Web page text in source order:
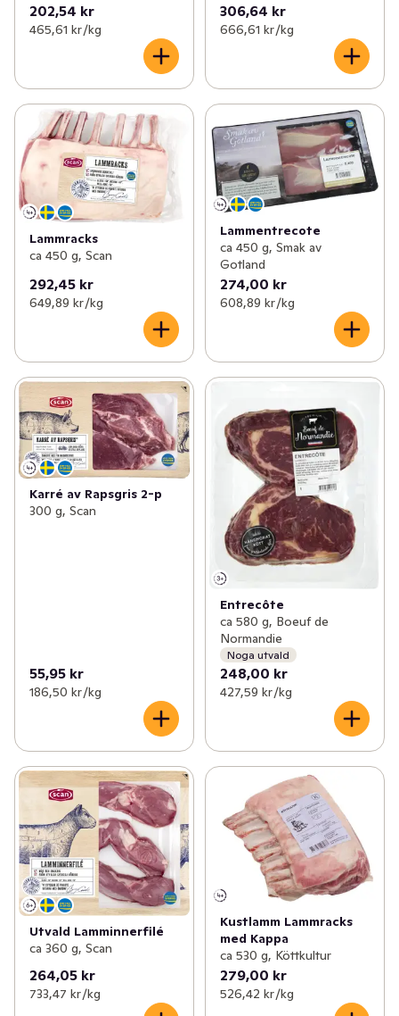
202,54 kr
465,61 kr /kg
306,64 kr
666,61 kr /kg
Lammracks
ca 450 g, Scan
292,45 kr
649,89 kr /kg
Lammentrecote
ca 450 g, Smak av
Gotland
274,00 kr
608,89 kr /kg
Karré av Rapsgris 2-p
300 g, Scan
55,95 kr
186,50 kr /kg
Entrecôte
ca 580 g, Boeuf de
Normandie
Noga utvald
248,00 kr
427,59 kr /kg
Utvald Lamminnerfilé
ca 360 g, Scan
264,05 kr
733,47 kr /kg
Kustlamm Lammracks
med Kappa
ca 530 g, Köttkultur
279,00 kr
526,42 kr /kg